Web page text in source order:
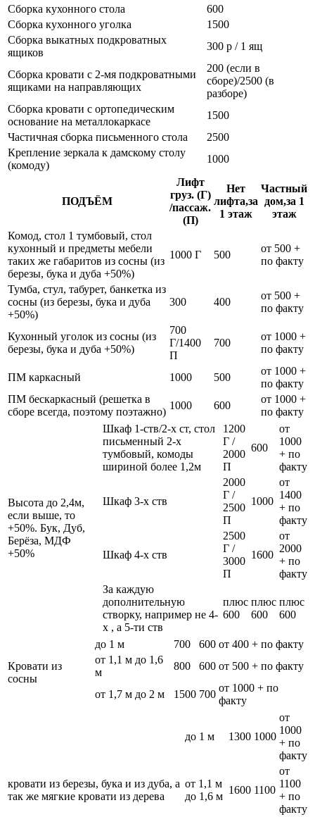
Сборка кухонного стола
600
Сборка кухонного уголка
1500
Сборка выкатных подкроватных
ящиков
300 р / 1 ящ
Сборка кровати с 2-мя подкроватными
ящиками на направляющих
200 (если в
сборе)/2500 (в
разборе)
Сборка кровати с ортопедическим
основание на металлокаркасе
1500
Частичная сборка письменного стола
2500
Крепление зеркала к дамскому столу
(комоду)
1000
ПОДЪЁМ
Лифт
груз. (Г)
/пассаж.
(П)
Нет
лифта,за
1 этаж
Частный
дом,за 1
этаж
Комод, стол 1 тумбовый, стол
кухонный и предметы мебели
таких же габаритов из сосны (из
березы, бука и дуба +50%)
1000 Г 500
от 500 +
по факту
Тумба, стул, табурет, банкетка из
сосны (из березы, бука и дуба
+50%)
300 400
от 500 +
по факту
Кухонный уголок из сосны (из
березы, бука и дуба +50%)
700
Г/1400
П
700
от 1000 +
по факту
ПМ каркасный 1000 500
от 1000 +
по факту
ПМ бескаркасный (решетка в
сборе всегда, поэтому поэтажно)
1000 600
от 1000 +
по факту
Высота до 2,4м,
если выше, то
+50%. Бук, Дуб,
Берёза, МДФ
+50%
Шкаф 1-ств/2-х ст, стол
письменный 2-х
тумбовый, комоды
шириной более 1,2м
1200
Г /
2000
П
600
от
1000
+ по
факту
Шкаф 3-х ств
2000
Г /
2500
П
1000
от
1400
+ по
факту
Шкаф 4-х ств
2500
Г /
3000
П
1600
от
2000
+ по
факту
За каждую
дополнительную
створку, например не 4-
х , а 5-ти ств
плюс
600
плюс
600
плюс
600
Кровати из
сосны
до 1 м 700 600 от 400 + по факту
от 1,1 м до 1,6
м
800 600 от 500 + по факту
от 1,7 м до 2 м 1500 700
от 1000 + по
факту
кровати из березы, бука и из дуба, а
так же мягкие кровати из дерева
до 1 м 1300 1000
от
1000
+ по
факту
от 1,1 м
до 1,6 м
1600 1100
от
1100
+ по
факту